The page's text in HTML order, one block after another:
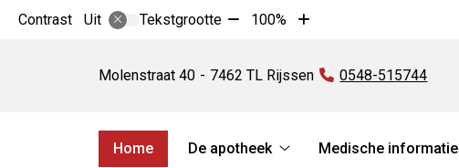
Contrast Uit Tekstgrootte Tekst
10%
100%
Tekst
10%
Molenstraat 40 7462 TL Rijssen Tel:
0548-515744
Hoofdmenu
Home
De apotheek
Medische informatie